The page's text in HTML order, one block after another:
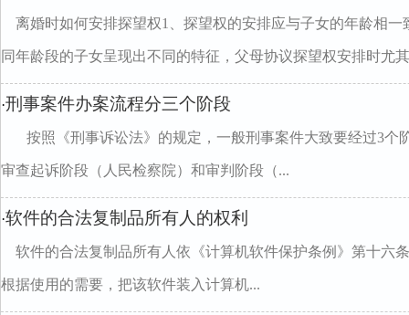
离婚时如何安排探望权1、探望权的安排应与子女的年龄相
同年龄段的子女呈现出不同的特征，父母协议探望权安排时尤
·刑事案件办案流程分三个阶段
按照《刑事诉讼法》的规定，一般刑事案件大致要经过3个
审查起诉阶段（人民检察院）和审判阶段（...
·软件的合法复制品所有人的权利
软件的合法复制品所有人依《计算机软件保护条例》第十
根据使用的需要，把该软件装入计算机...